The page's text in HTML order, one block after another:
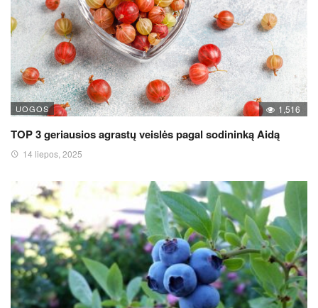
UOGOS 1,516
TOP 3 geriausios agrastų veislės pagal sodininką Aidą
14 liepos, 2025